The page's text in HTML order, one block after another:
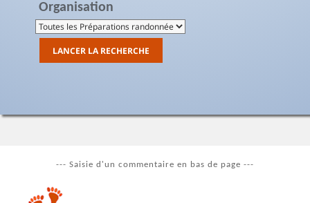
Organisation
--- Saisie d'un commentaire en bas de page ---